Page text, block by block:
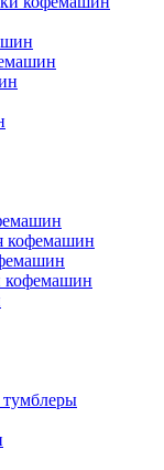
кофемашин
кофемашин